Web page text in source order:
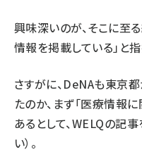
興味深いのが、そこに至
情報を掲載している」と指
さすがに、DeNAも東京
たのか、まず「医療情報に
あるとして、WELQの記
い）。